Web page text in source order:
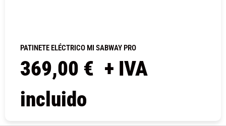
PATINETE ELÉCTRICO MI SABWAY PRO
369,00 € + IVA
incluido